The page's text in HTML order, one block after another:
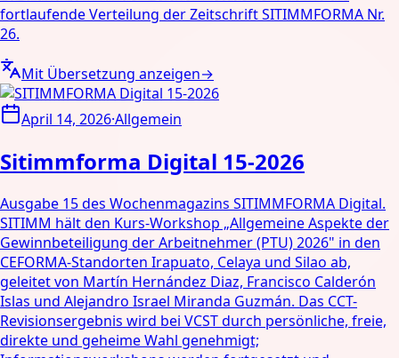
fortlaufende Verteilung der Zeitschrift SITIMMFORMA Nr.
26.
Mit Übersetzung anzeigen→
April 14, 2026·Allgemein
Sitimmforma Digital 15-2026
Ausgabe 15 des Wochenmagazins SITIMMFORMA Digital.
SITIMM hält den Kurs-Workshop „Allgemeine Aspekte der
Gewinnbeteiligung der Arbeitnehmer (PTU) 2026" in den
CEFORMA-Standorten Irapuato, Celaya und Silao ab,
geleitet von Martín Hernández Diaz, Francisco Calderón
Islas und Alejandro Israel Miranda Guzmán. Das CCT-
Revisionsergebnis wird bei VCST durch persönliche, freie,
direkte und geheime Wahl genehmigt;